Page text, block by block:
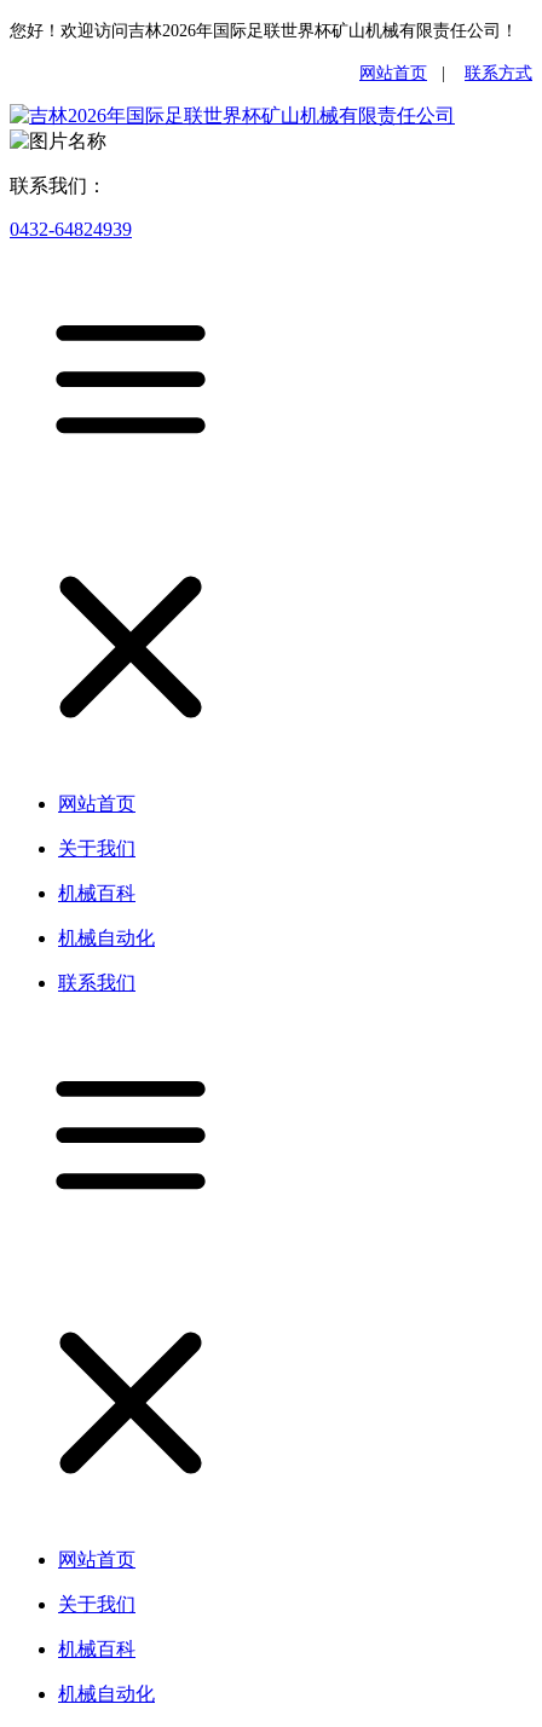
您好！欢迎访问吉林2026年国际足联世界杯矿山机械有限责任公司！
网站首页 联系方式
联系我们：
0432-64824939
网站首页
关于我们
机械百科
机械自动化
联系我们
网站首页
关于我们
机械百科
机械自动化